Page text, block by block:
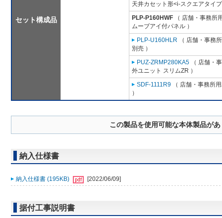
セット構成品
天井カセット形<i-スクエアタイ
PLP-P160HWF （ 店舗・事務所
ムーブアイ付パネル ）
PLP-U160HLR （ 店舗・事務
別売 ）
PUZ-ZRMP280KA5 （ 店舗・
外ユニット スリムZR ）
SDF-1111R9 （ 店舗・事務所
）
この製品を使用可能な本体製品が
納入仕様書
納入仕様書 (195KB) [2022/06/09]
据付工事説明書